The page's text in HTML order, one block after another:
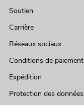
Soutien
Carrière
Réseaux sociaux
Conditions de paiement
Expédition
Protection des données